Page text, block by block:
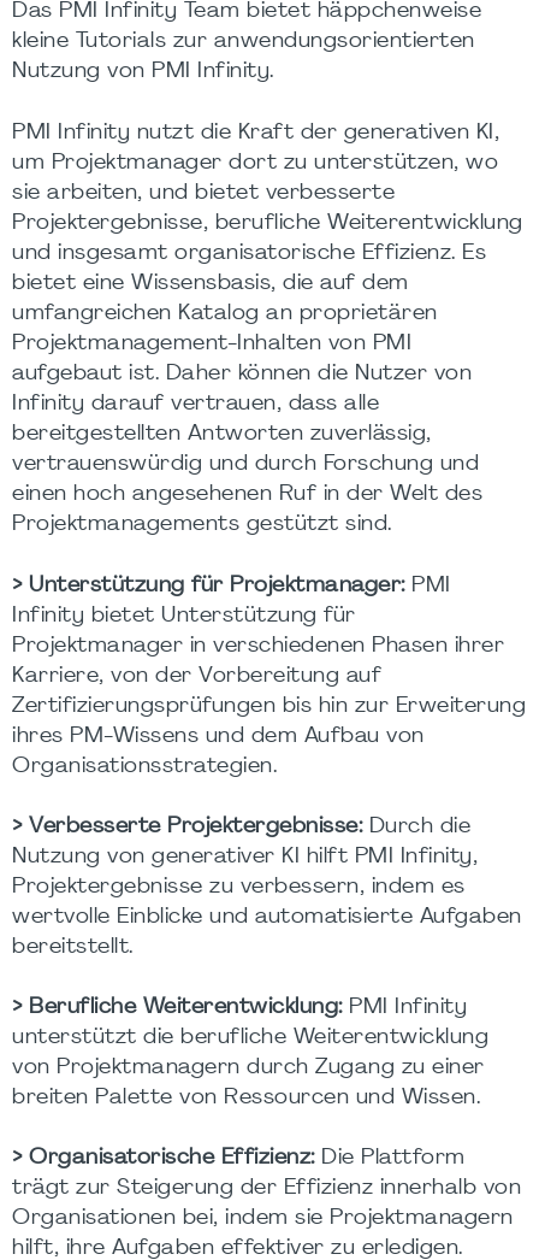
Das PMI Infinity Team bietet häppchenweise
kleine Tutorials zur anwendungsorientierten
Nutzung von PMI Infinity.
PMI Infinity nutzt die Kraft der generativen KI,
um Projektmanager dort zu unterstützen, wo
sie arbeiten, und bietet verbesserte
Projektergebnisse, berufliche Weiterentwicklung
und insgesamt organisatorische Effizienz. Es
bietet eine Wissensbasis, die auf dem
umfangreichen Katalog an proprietären
Projektmanagement-Inhalten von PMI
aufgebaut ist. Daher können die Nutzer von
Infinity darauf vertrauen, dass alle
bereitgestellten Antworten zuverlässig,
vertrauenswürdig und durch Forschung und
einen hoch angesehenen Ruf in der Welt des
Projektmanagements gestützt sind.
> Unterstützung für Projektmanager:PMI
Infinity bietet Unterstützung für
Projektmanager in verschiedenen Phasen ihrer
Karriere, von der Vorbereitung auf
Zertifizierungsprüfungen bis hin zur Erweiterung
ihres PM-Wissens und dem Aufbau von
Organisationsstrategien.
> Verbesserte Projektergebnisse:Durch die
Nutzung von generativer KI hilft PMI Infinity,
Projektergebnisse zu verbessern, indem es
wertvolle Einblicke und automatisierte Aufgaben
bereitstellt.
> Berufliche Weiterentwicklung:PMI Infinity
unterstützt die berufliche Weiterentwicklung
von Projektmanagern durch Zugang zu einer
breiten Palette von Ressourcen und Wissen.
> Organisatorische Effizienz:Die Plattform
trägt zur Steigerung der Effizienz innerhalb von
Organisationen bei, indem sie Projektmanagern
hilft, ihre Aufgaben effektiver zu erledigen.